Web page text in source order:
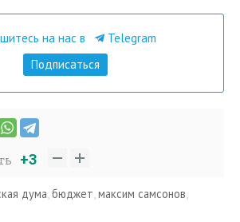
на нас в
Telegram
Подписаться
+3
дума,бюджет,максим самсонов,